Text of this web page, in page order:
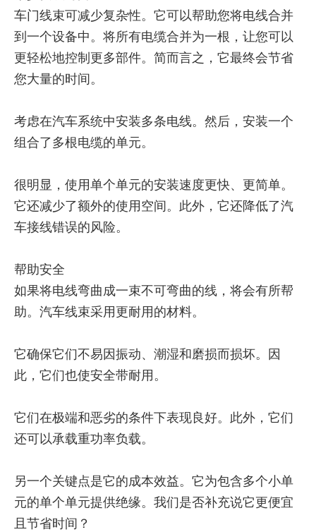
车门线束可减少复杂性。它可以帮助您将电线合并
到一个设备中。将所有电缆合并为一根，让您可以
更轻松地控制更多部件。简而言之，它最终会节省
您大量的时间。
考虑在汽车系统中安装多条电线。然后，安装一个
组合了多根电缆的单元。
很明显，使用单个单元的安装速度更快、更简单。
它还减少了额外的使用空间。此外，它还降低了汽
车接线错误的风险。
帮助安全
如果将电线弯曲成一束不可弯曲的线，将会有所帮
助。汽车线束采用更耐用的材料。
它确保它们不易因振动、潮湿和磨损而损坏。因
此，它们也使安全带耐用。
它们在极端和恶劣的条件下表现良好。此外，它们
还可以承载重功率负载。
另一个关键点是它的成本效益。它为包含多个小单
元的单个单元提供绝缘。我们是否补充说它更便宜
且节省时间？